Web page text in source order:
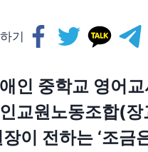
기
인 중학교 영어
교원노동조합(장
이 전하는 ‘조금